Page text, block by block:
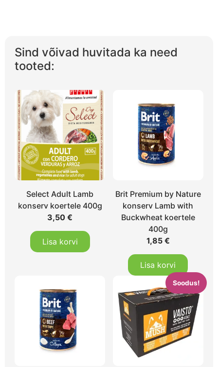
Sind võivad huvitada ka need
tooted:
Select Adult Lamb
konserv koertele 400g
3,50€
Lisa korvi
Brit Premium by Nature
konserv Lamb with
Buckwheat koertele
400g
1,85 €
Lisa korvi
Soodus!